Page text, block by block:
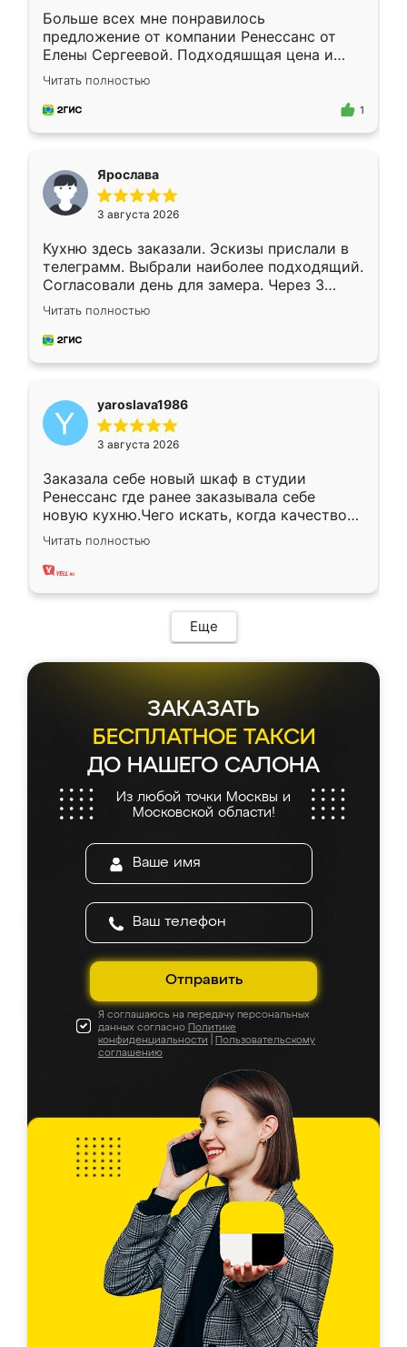
Больше всех мне понравилось
предложение от компании Ренессанс от
Елены Сергеевой. Подходяшщая цена и
короткие сроки изготовления. Приехавший
для замера сотрудник Владислав
предложил по моему эскизу самый
Читать полностью
1
Ярослава
3 августа 2026
Кухню здесь заказали. Эскизы прислали в
телеграмм. Выбрали наиболее подходящий.
Согласовали день для замера. Через 3
недели кухня была уже готова. Остались
довольны работой. Спасибо Ренессанс
мебель за качественную работу!
Читать полностью
yaroslava1986
3 августа 2026
Заказала себе новый шкаф в студии
Ренессанс где ранее заказывала себе
новую кухню.Чего искать, когда качеством
вполне довольна. Служит кухня уже почти
два года, нареканий нет.
Читать полностью
Еще
ЗАКАЗАТЬ
БЕСПЛАТНОЕ ТАКСИ
ДО НАШЕГО САЛОНА
Из любой точки Москвы и
Московской области!
Отправить
Я соглашаюсь на передачу персональных
данных согласно Политике
конфиденциальности
Пользовательскому
соглашению